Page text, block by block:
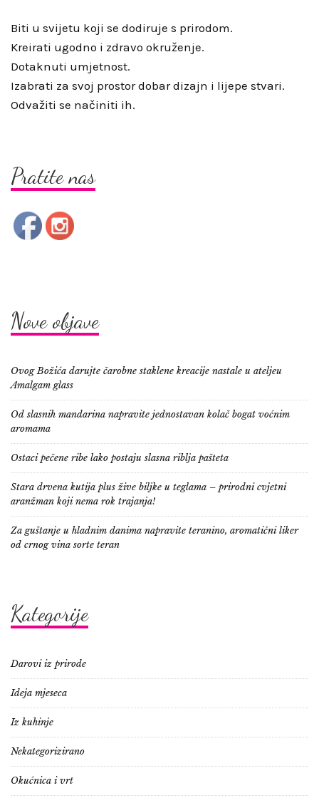
Biti u svijetu koji se dodiruje s prirodom.
Kreirati ugodno i zdravo okruženje.
Dotaknuti umjetnost.
Izabrati za svoj prostor dobar dizajn i lijepe stvari.
Odvažiti se načiniti ih.
Pratite nas
Nove objave
Ovog Božića darujte čarobne staklene kreacije nastale u ateljeu
Amalgam glass
Od slasnih mandarina napravite jednostavan kolač bogat voćnim
aromama
Ostaci pečene ribe lako postaju slasna riblja pašteta
Stara drvena kutija plus žive biljke u teglama – prirodni cvjetni
aranžman koji nema rok trajanja!
Za guštanje u hladnim danima napravite teranino, aromatični liker
od crnog vina sorte teran
Kategorije
Darovi iz prirode
Ideja mjeseca
Iz kuhinje
Nekategorizirano
Okućnica i vrt